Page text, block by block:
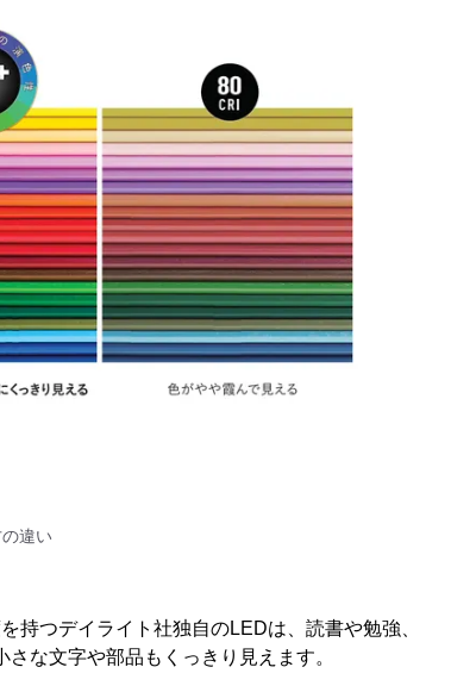
違い
持つデイライト社独自のLEDは、読書や勉強、
な文字や部品もくっきり見えます。